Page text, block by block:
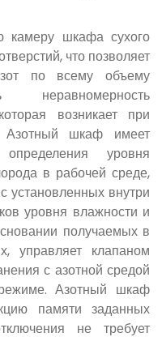
камеру шкафа сухого
что позволяет
по всему объему
возникает при
Азотный шкаф имеет
определения уровня
в рабочей среде,
установленных внутри
уровня влажности и
получаемых в
управляет клапаном
с азотной средой
Азотный шкаф
памяти заданных
не требует